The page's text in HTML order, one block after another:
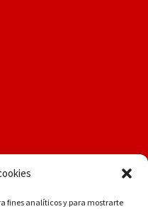
fines analíticos y para mostrarte